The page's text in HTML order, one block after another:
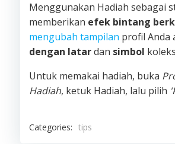
Menggunakan Hadiah sebagai
memberikan efek bintang
mengubah tampilan profil Anda
dengan latardan simbol
Untuk memakai hadiah, buka
Hadiah, ketuk Hadiah, lalu pilih
Categories: tips